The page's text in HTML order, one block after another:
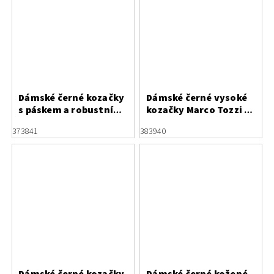
Dámské černé kozačky
s páskem a robustní
373841
Dámské černé vysoké
kozačky Marco Tozzi s
zipem
383940